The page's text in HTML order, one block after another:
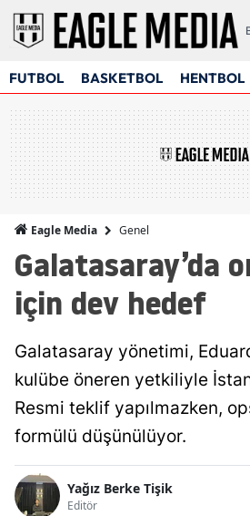
FUTBOL BASKETBOL HENTBOL
Eagle Media Genel
Galatasaray’da
için dev hedef
Galatasaray yönetimi,
kulübe öneren yetkiliyle
Resmi teklif yapılmazken,
formülü düşünülüyor.
Yağız Berke Tişik
Editör